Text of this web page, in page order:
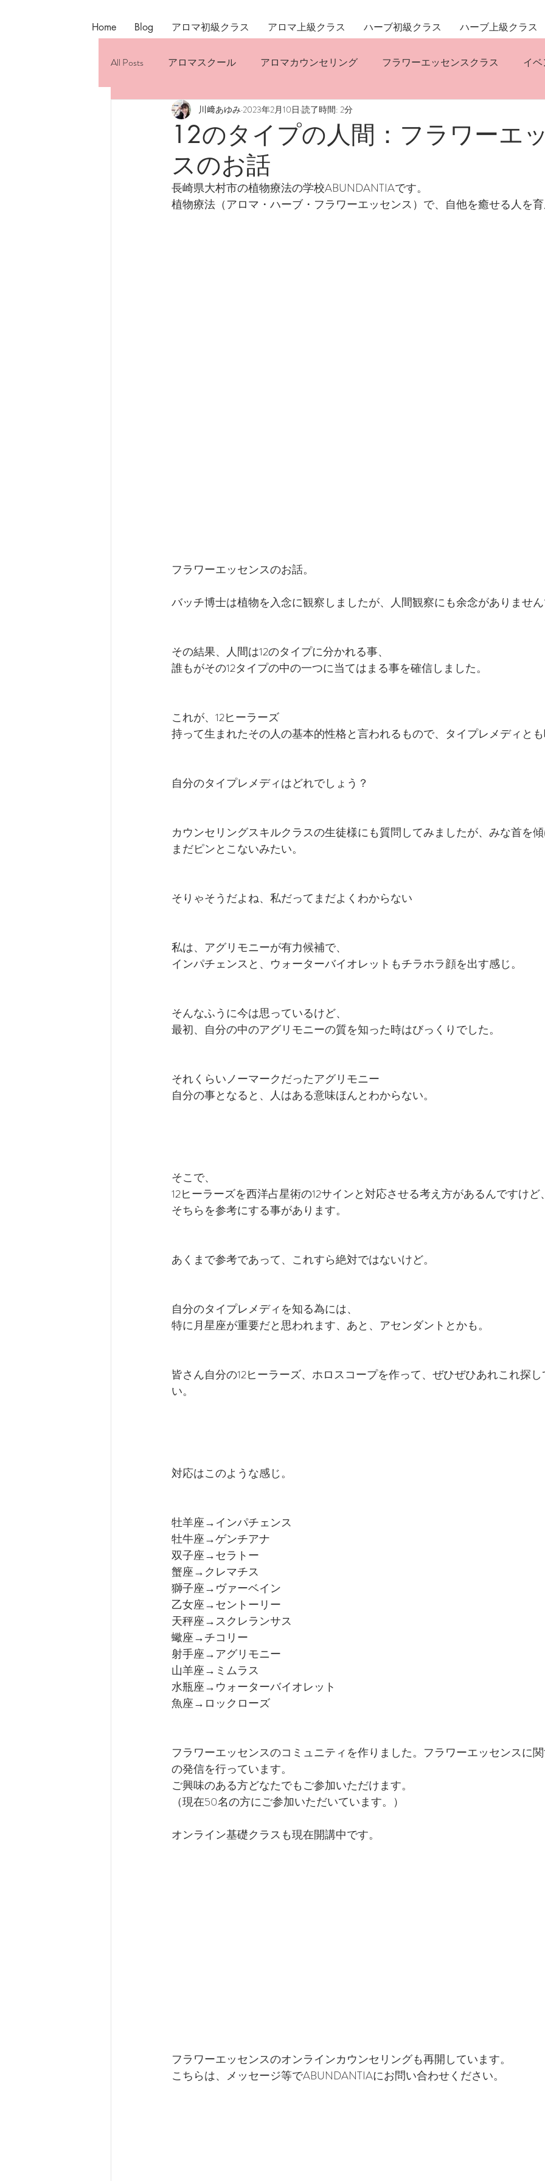
Home Blog アロマ初級クラス アロマ上級クラス ハーブ初級クラス ハーブ上級クラス
All Posts アロマスクール アロマカウンセリング フラワーエッセンスクラス イ
おすすめのアロマケア ホリスティックハーバルコンサルテーション
12のタイプの人間：フラワーエ
スのお話
川﨑あゆみ 2023年2月10日 読了時間: 2分
長崎県大村市の植物療法の学校ABUNDANTIAです。
植物療法（アロマ・ハーブ・フラワーエッセンス）で、自他を癒せる人を
フラワーエッセンスのお話。
バッチ博士は植物を入念に観察しましたが、人間観察にも余念がありませ
その結果、人間は12のタイプに分かれる事、
誰もがその12タイプの中の一つに当てはまる事を確信しました。
これが、12ヒーラーズ
持って生まれたその人の基本的性格と言われるもので、タイプレメディと
自分のタイプレメディはどれでしょう？
カウンセリングスキルクラスの生徒様にも質問してみましたが、みな首を
まだピンとこないみたい。
そりゃそうだよね、私だってまだよくわからない
私は、アグリモニーが有力候補で、
インパチェンスと、ウォーターバイオレットもチラホラ顔を出す感じ。
そんなふうに今は思っているけど、
最初、自分の中のアグリモニーの質を知った時はびっくりでした。
それくらいノーマークだったアグリモニー
自分の事となると、人はある意味ほんとわからない。
そこで、
12ヒーラーズを西洋占星術の12サインと対応させる考え方があるんですけど
そちらを参考にする事があります。
あくまで参考であって、これすら絶対ではないけど。
自分のタイプレメディを知る為には、
特に月星座が重要だと思われます、あと、アセンダントとかも。
皆さん自分の12ヒーラーズ、ホロスコープを作って、ぜひぜひあれこれ探
い。
対応はこのような感じ。
牡羊座→インパチェンス
牡牛座→ゲンチアナ
双子座→セラトー
蟹座→クレマチス
獅子座→ヴァーベイン
乙女座→セントーリー
天秤座→スクレランサス
蠍座→チコリー
射手座→アグリモニー
山羊座→ミムラス
水瓶座→ウォーターバイオレット
魚座→ロックローズ
フラワーエッセンスのコミュニティを作りました。フラワーエッセンスに
の発信を行っています。
ご興味のある方どなたでもご参加いただけます。
（現在50名の方にご参加いただいています。）
オンライン基礎クラスも現在開講中です。
フラワーエッセンスのオンラインカウンセリングも再開しています。
こちらは、メッセージ等でABUNDANTIAにお問い合わせください。